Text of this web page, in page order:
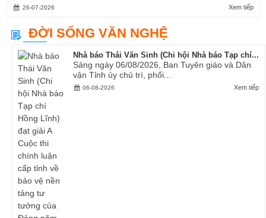
Xem tiếp
26-07-2026
ĐỜI SỐNG VĂN NGHỆ
Nhà báo Thái Văn Sinh (Chi hội Nhà báo Tạp chí...
Sáng ngày 06/08/2026, Ban Tuyên giáo và Dân
vận Tỉnh ủy chủ trì, phối...
Xem tiếp
06-08-2026